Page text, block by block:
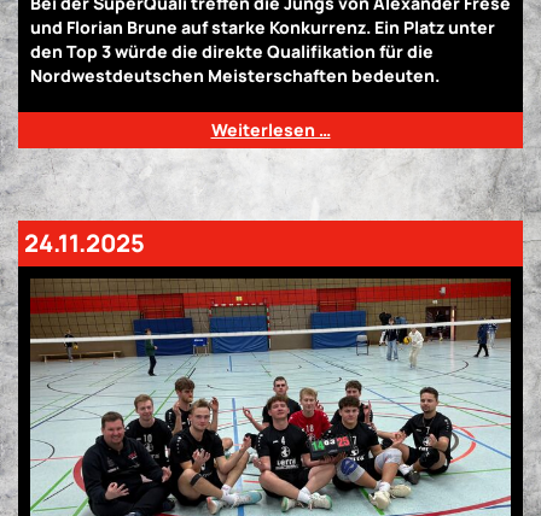
und Florian Brune auf starke Konkurrenz. Ein Platz unter
den Top 3 würde die direkte Qualifikation für die
Nordwestdeutschen Meisterschaften bedeuten.
Weiterlesen …
24.11.2025